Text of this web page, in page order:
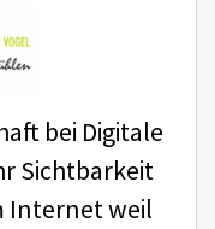
bei Digitale
Sichtbarkeit
Internet weil